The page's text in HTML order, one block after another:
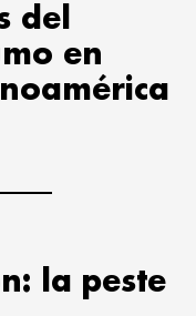
del
en
la peste